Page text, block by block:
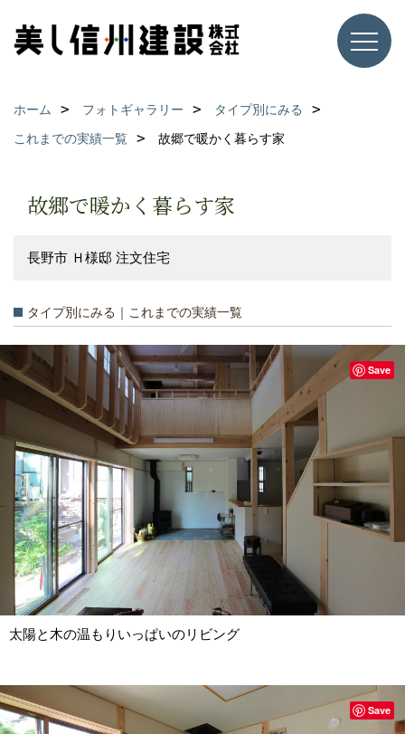
ホーム フォトギャラリー
タイプ別にみる
これまでの実績一覧
故郷で暖かく暮らす家
故郷で暖かく暮らす家
長野市 Ｈ様邸 注文住宅
タイプ別にみる｜これまでの実績一覧
太陽と木の温もりいっぱいのリビング
Save
Save